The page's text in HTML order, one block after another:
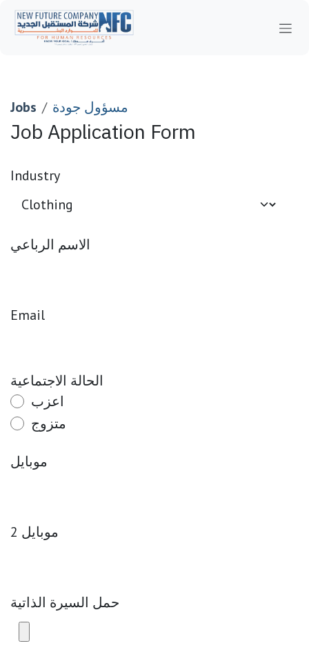
Skip to Content
Jobs مسؤول جودة
Job Application Form
Industry
الاسم الرباعي
Email
الحالة الاجتماعية
اعزب
متزوج
موبايل
موبايل 2
حمل السيرة الذاتية